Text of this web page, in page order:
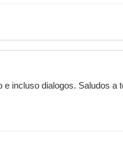
incluso dialogos. Saludos a